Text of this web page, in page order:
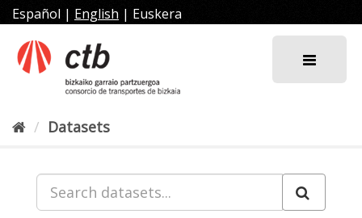
Skip
to
content
Español | English | Euskera
Datasets